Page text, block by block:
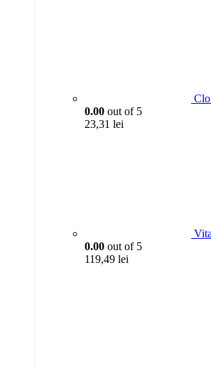
0.00 out of 5
23,31 lei
0.00 out of 5
119,49 lei